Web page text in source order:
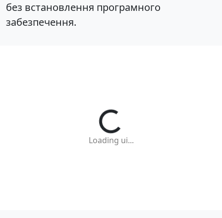
без встановлення програмного
забезпечення.
Loading ui...